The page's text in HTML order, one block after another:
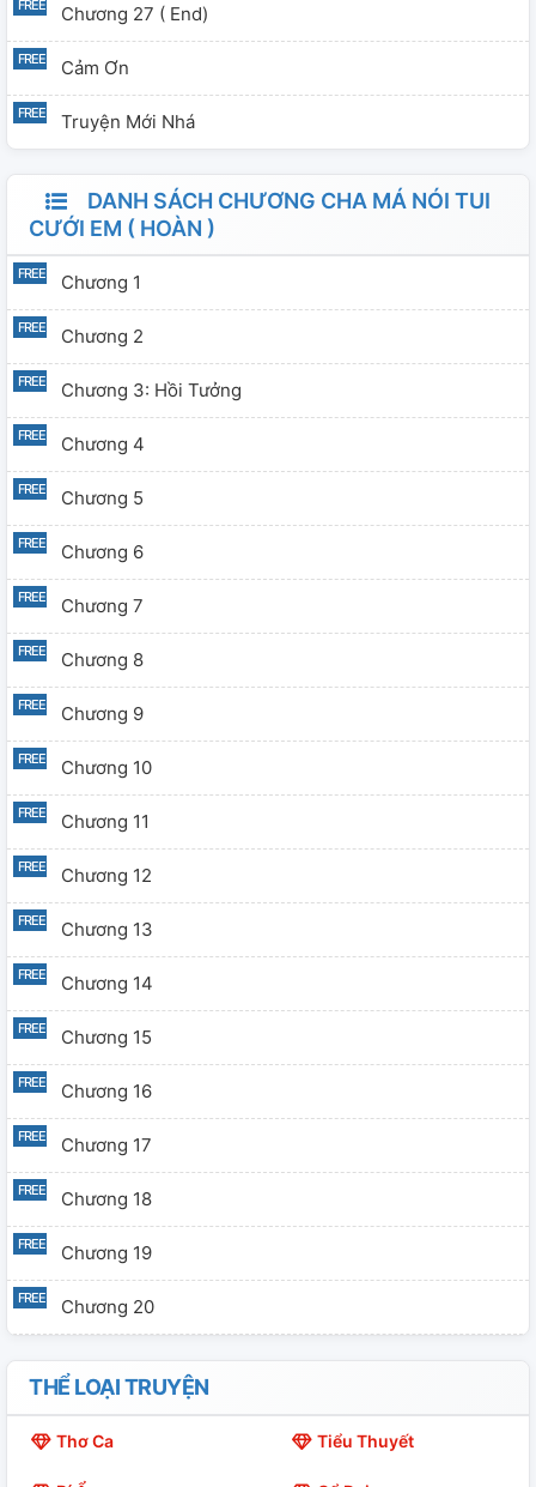
Chương 27 ( End)
Cảm Ơn
Truyện Mới Nhá
DANH SÁCH CHƯƠNG CHA MÁ NÓI TUI
CƯỚI EM ( HOÀN )
Chương 1
Chương 2
Chương 3: Hồi Tưởng
Chương 4
Chương 5
Chương 6
Chương 7
Chương 8
Chương 9
Chương 10
Chương 11
Chương 12
Chương 13
Chương 14
Chương 15
Chương 16
Chương 17
Chương 18
Chương 19
Chương 20
Chương 21
Chương 22
THỂ LOẠI TRUYỆN
Thơ Ca Tiểu Thuyết